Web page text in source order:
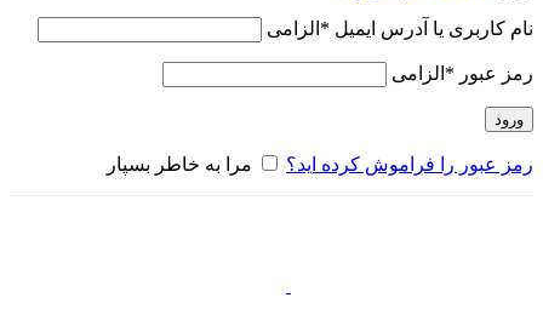
نام کاربری یا آدرس ایمیل * الزامی
رمز عبور * الزامی
ورود
رمز عبور را فراموش کرده اید؟ مرا به خاطر بسپار